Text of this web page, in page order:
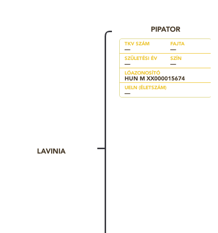
LAVINIA
PIPATOR
TKV SZÁM
—
FAJTA
—
SZÜLETÉSI ÉV
—
SZÍN
—
LÓAZONOSÍTÓ
HUN M XX000015674
UELN (ÉLETSZÁM)
—